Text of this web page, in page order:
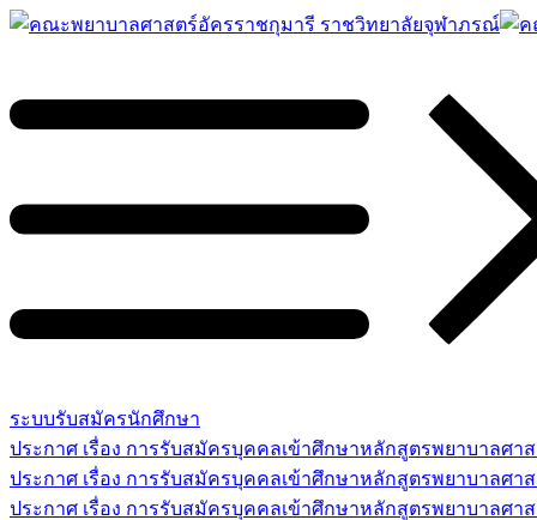
ระบบรับสมัครนักศึกษา
ประกาศ เรื่อง การรับสมัครบุคคลเข้าศึกษาหลักสูตรพยาบาลศ
ประกาศ เรื่อง การรับสมัครบุคคลเข้าศึกษาหลักสูตรพยาบาล
ประกาศ เรื่อง การรับสมัครบุคคลเข้าศึกษาหลักสูตรพยาบาล